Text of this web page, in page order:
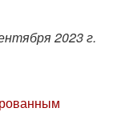
2023 г.